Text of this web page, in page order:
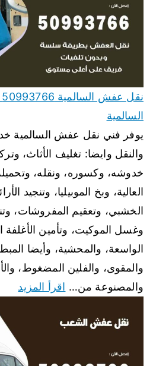
السالمية
يوفر فني نقل عفش السالمية
والنقل وايضا: تغليف الأثاث،
خدوشه، وكسوره، ونقله،
العالية، وبخ الموبيليا، وتنجيد
الخشبي، وتعقيم المفروشات،
وغسل الموكيت، وتأمين الأغلفة
الواسعة، والمحشية، وأيضا
والمقوى، والفلين المضغوط،
والمصنوعة من… اقرأ المزيد